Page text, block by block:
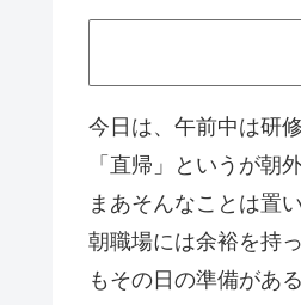
今日は、午前中は研
「直帰」というが朝
まあそんなことは置
朝職場には余裕を持
もその日の準備があ